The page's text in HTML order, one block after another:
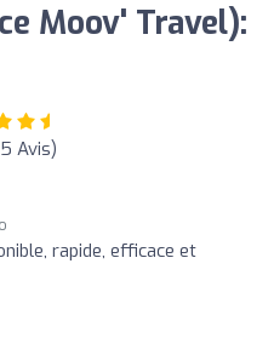
Moov' Travel):
Avis)
rapide, efficace et